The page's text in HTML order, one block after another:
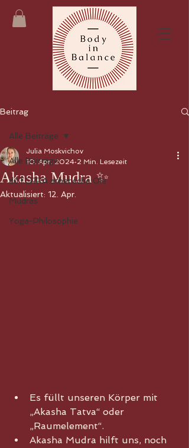
Beitrag
Alle Beiträge
dōTERRA ätherische Öle
Mudras
Yoga-Philosophie
Alle Beiträge
Akasha Mudra ✨
Julia Moskvichov
10. Apr. 2024 2 Min. Lesezeit
Aktualisiert: 12. Apr.
Es füllt unseren Körper mit
„Akasha Tatva“ oder
„Raumelement“.
Akasha Mudra hilft uns, noch